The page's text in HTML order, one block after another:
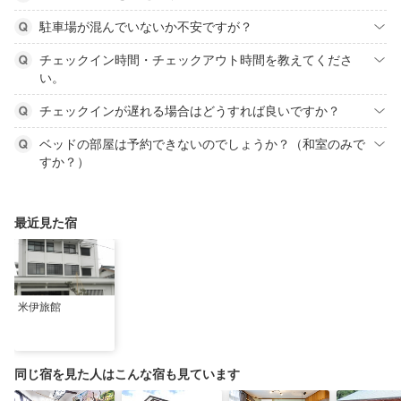
駐車場が混んでいないか不安ですが？
チェックイン時間・チェックアウト時間を教えてくださ
い。
チェックインが遅れる場合はどうすれば良いですか？
ベッドの部屋は予約できないのでしょうか？（和室のみで
すか？）
最近見た宿
米伊旅館
同じ宿を見た人はこんな宿も見ています